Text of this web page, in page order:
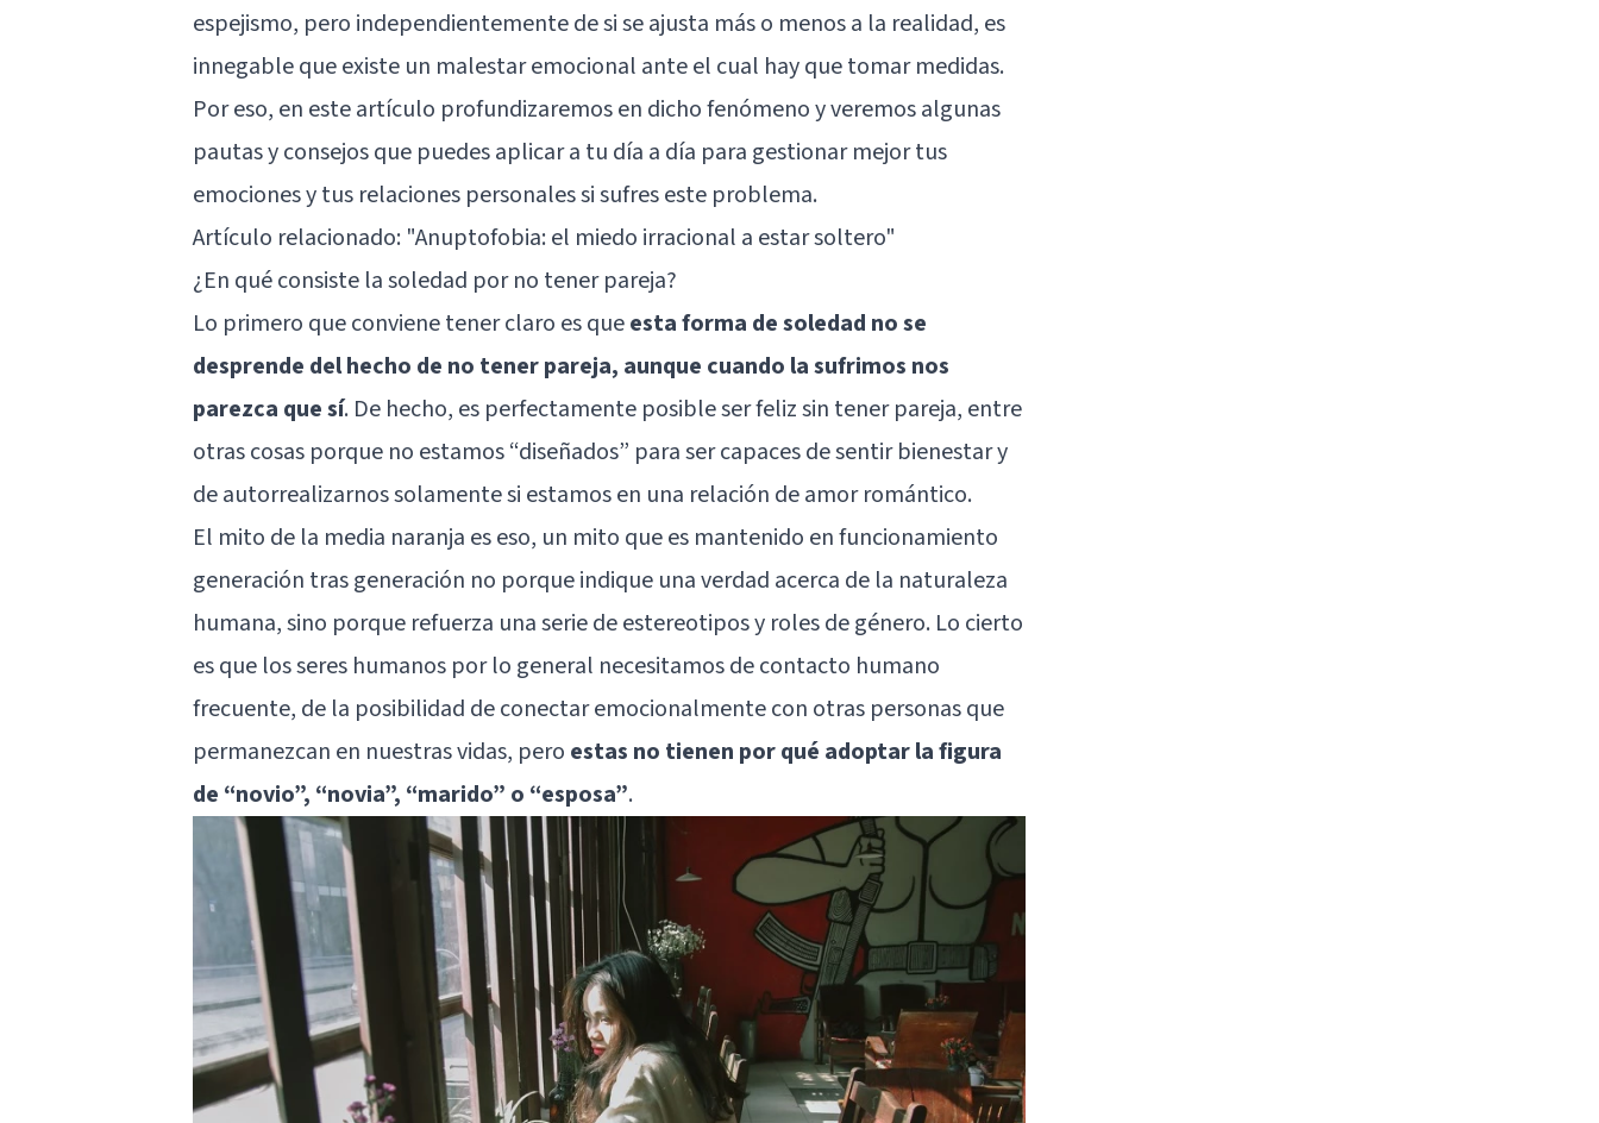
espejismo, pero independientemente de si se ajusta más o menos a la realidad, es
innegable que existe un malestar emocional ante el cual hay que tomar medidas.
Por eso, en este artículo profundizaremos en dicho fenómeno y veremos algunas
pautas y consejos que puedes aplicar a tu día a día para gestionar mejor tus
emociones y tus relaciones personales si sufres este problema.
Artículo relacionado: "Anuptofobia: el miedo irracional a estar soltero"
¿En qué consiste la soledad por no tener pareja?
Lo primero que conviene tener claro es queesta forma de soledad no se
desprende del hecho de no tener pareja, aunque cuando la sufrimos nos
parezca que sí. De hecho, es perfectamente posible ser feliz sin tener pareja, entre
otras cosas porque no estamos “diseñados” para ser capaces de sentir bienestar y
de autorrealizarnos solamente si estamos en una relación de amor romántico.
El mito de la media naranja es eso, un mito que es mantenido en funcionamiento
generación tras generación no porque indique una verdad acerca de la naturaleza
humana, sino porque refuerza una serie de estereotipos y roles de género. Lo cierto
es que los seres humanos por lo general necesitamos de contacto humano
frecuente, de la posibilidad de conectar emocionalmente con otras personas que
permanezcan en nuestras vidas, pero estas no tienen por qué adoptar la figura
de “novio”, “novia”, “marido” o “esposa”.